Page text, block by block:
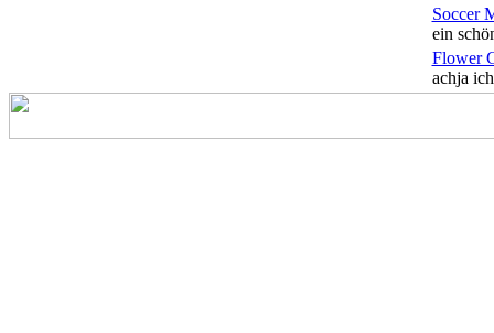
Soccer
ein
Flower
achja